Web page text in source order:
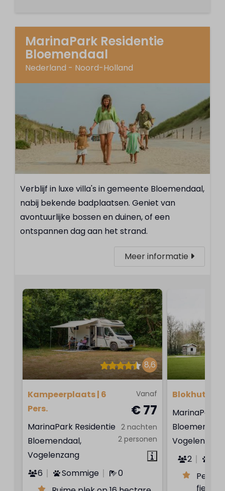
MarinaPark Residentie
Bloemendaal
Nederland - Noord-Holland
Verblijf in luxe villa's in gemeente Bloemendaal,
nabij bekende badplaatsen. Geniet van
avontuurlijke bossen en duinen, of een
ontspannen dag aan het strand.
Meer informatie
8,6
Vanaf
€ 77
2 nachten
2 personen
Kampeerplaats | 6
Pers.
MarinaPark Residentie
Bloemendaal,
Vogelenzang
6
Sommige
0
Blokhutten |
MarinaPark
Vogelenzang
2